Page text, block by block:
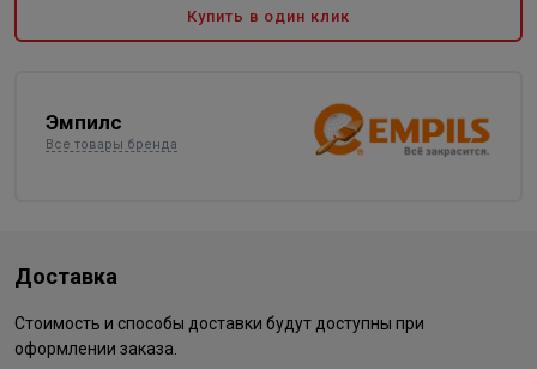
Купить в один клик
Эмпилс
Все товары бренда
Доставка
Стоимость и способы доставки будут доступны при
оформлении заказа.